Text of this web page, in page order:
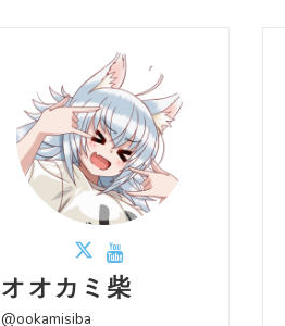
オオカミ柴
@ookamisiba